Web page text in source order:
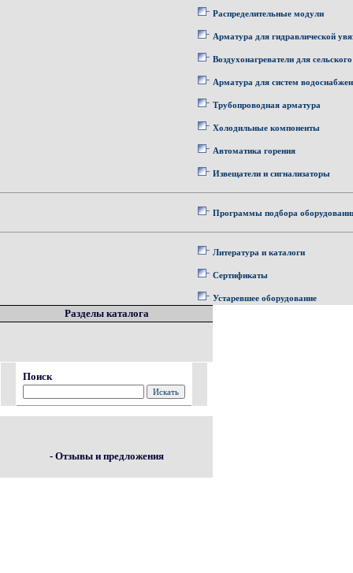
Распределительные модули
Арматура для гидравлической
Воздухонагреватели для
Арматура для систем
Трубопроводная арматура
Холодильные компоненты
Автоматика горения
Извещатели и сигнализаторы
Программы подбора
Литература и каталоги
Сертификаты
Устаревшее оборудование
Разделы каталога
Поиск
- Отзывы и предложения